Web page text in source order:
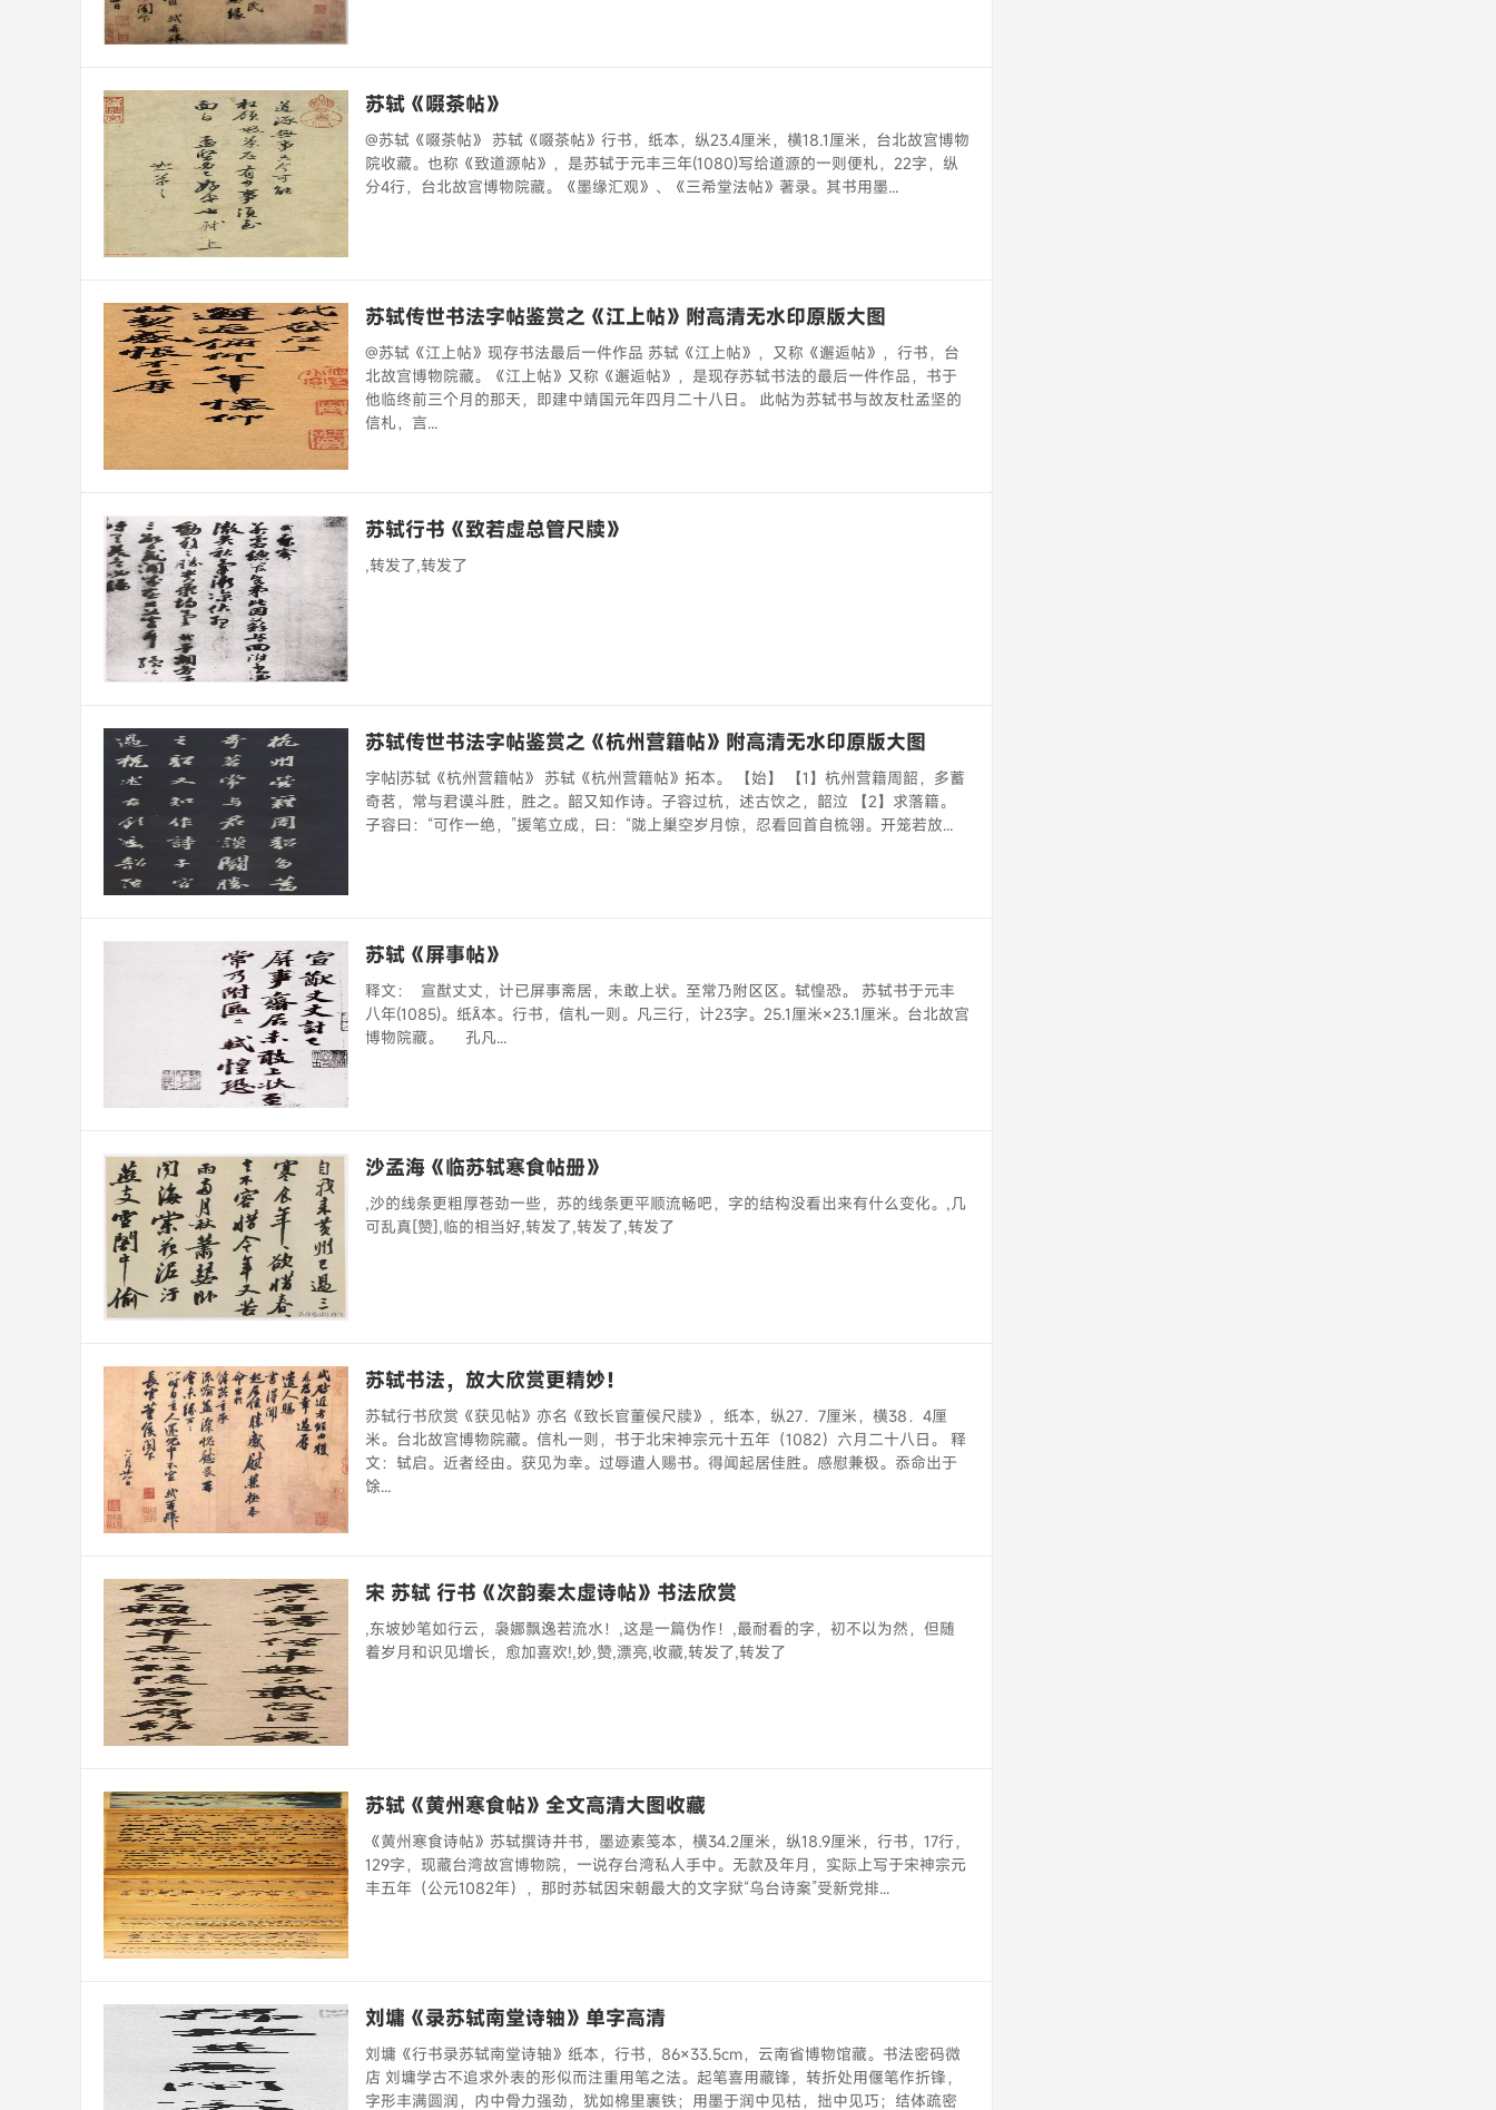
苏轼《啜茶帖》
@苏轼《啜茶帖》 苏轼《啜茶帖》行书，纸本，纵23.4厘米，横18.1厘米，台北故宫博物
院收藏。也称《致道源帖》，是苏轼于元丰三年(1080)写给道源的一则便札，22字，纵
分4行，台北故宫博物院藏。《墨缘汇观》、《三希堂法帖》著录。其书用墨...
苏轼传世书法字帖鉴赏之《江上帖》附高清无水印原版大图
@苏轼《江上帖》现存书法最后一件作品 苏轼《江上帖》，又称《邂逅帖》，行书，台
北故宫博物院藏。《江上帖》又称《邂逅帖》，是现存苏轼书法的最后一件作品，书于
他临终前三个月的那天，即建中靖国元年四月二十八日。 此帖为苏轼书与故友杜孟坚的
信札，言...
苏轼行书《致若虚总管尺牍》
,转发了,转发了
苏轼传世书法字帖鉴赏之《杭州营籍帖》附高清无水印原版大图
字帖|苏轼《杭州营籍帖》 苏轼《杭州营籍帖》拓本。 【始】 【1】杭州营籍周韶，多蓄
奇茗，常与君谟斗胜，胜之。韶又知作诗。子容过杭，述古饮之，韶泣 【2】求落籍。
子容曰：“可作一绝，”援笔立成，曰：“陇上巢空岁月惊，忍看回首自梳翎。开笼若放...
苏轼《屏事帖》
释文： 宣猷丈丈，计已屏事斋居，未敢上状。至常乃附区区。轼惶恐。 苏轼书于元丰
八年(1085)。纸本。行书，信札一则。凡三行，计23字。25.1厘米×23.1厘米。台北故宫
博物院藏。 孔凡...
沙孟海《临苏轼寒食帖册》
,沙的线条更粗厚苍劲一些，苏的线条更平顺流畅吧，字的结构没看出来有什么变化。,几
可乱真[赞],临的相当好,转发了,转发了,转发了
苏轼书法，放大欣赏更精妙！
苏轼行书欣赏《获见帖》亦名《致长官董侯尺牍》，纸本，纵27．7厘米，横38．4厘
米。台北故宫博物院藏。信札一则，书于北宋神宗元十五年（1082）六月二十八日。 释
文：轼启。近者经由。获见为幸。过辱遣人赐书。得闻起居佳胜。感慰兼极。忝命出于
馀...
宋 苏轼 行书《次韵秦太虚诗帖》书法欣赏
,东坡妙笔如行云，袅娜飘逸若流水！,这是一篇伪作！,最耐看的字，初不以为然，但随
着岁月和识见增长，愈加喜欢!,妙,赞,漂亮,收藏,转发了,转发了
苏轼《黄州寒食帖》全文高清大图收藏
《黄州寒食诗帖》苏轼撰诗并书，墨迹素笺本，横34.2厘米，纵18.9厘米，行书，17行，
129字，现藏台湾故宫博物院，一说存台湾私人手中。无款及年月，实际上写于宋神宗元
丰五年（公元1082年），那时苏轼因宋朝最大的文字狱“乌台诗案”受新党排...
刘墉《录苏轼南堂诗轴》单字高清
刘墉《行书录苏轼南堂诗轴》纸本，行书，86×33.5cm，云南省博物馆藏。书法密码微
店 刘墉学古不追求外表的形似而注重用笔之法。起笔喜用藏锋，转折处用偃笔作折锋，
字形丰满圆润，内中骨力强劲，犹如棉里裹铁；用墨于润中见枯，拙中见巧；结体疏密